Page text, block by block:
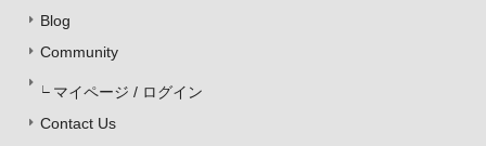
Blog
Community
マイページ / ログイン
Contact Us